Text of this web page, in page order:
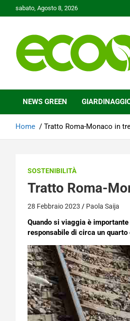
to
sabato, Agosto 8, 2026
Ecoo.it
NEWS GREEN
Home Tratto Roma-Monaco in
SOSTENIBILITÀ
Tratto Roma-
28 Febbraio 2023 Paola Saija
Quando si viaggia è
responsabile di circa un